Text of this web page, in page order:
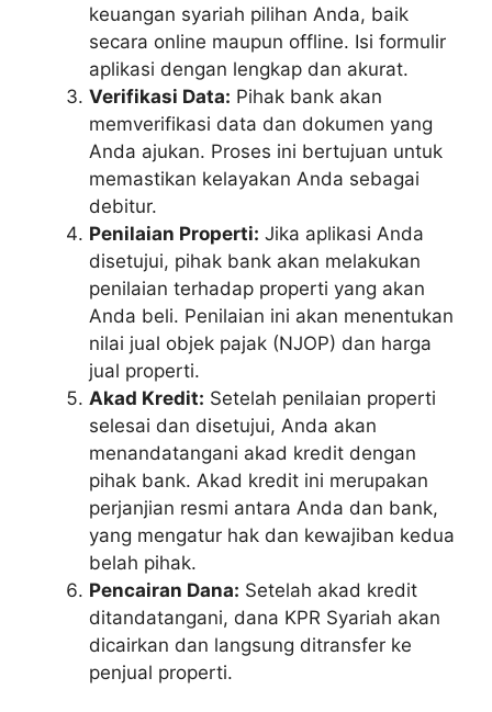
keuangan syariah pilihan Anda, baik
secara online maupun offline. Isi formulir
aplikasi dengan lengkap dan akurat.
Verifikasi Data: Pihak bank akan
memverifikasi data dan dokumen yang
Anda ajukan. Proses ini bertujuan untuk
memastikan kelayakan Anda sebagai
debitur.
Penilaian Properti: Jika aplikasi Anda
disetujui, pihak bank akan melakukan
penilaian terhadap properti yang akan
Anda beli. Penilaian ini akan menentukan
nilai jual objek pajak (NJOP) dan harga
jual properti.
Akad Kredit: Setelah penilaian properti
selesai dan disetujui, Anda akan
menandatangani akad kredit dengan
pihak bank. Akad kredit ini merupakan
perjanjian resmi antara Anda dan bank,
yang mengatur hak dan kewajiban kedua
belah pihak.
Pencairan Dana: Setelah akad kredit
ditandatangani, dana KPR Syariah akan
dicairkan dan langsung ditransfer ke
penjual properti.